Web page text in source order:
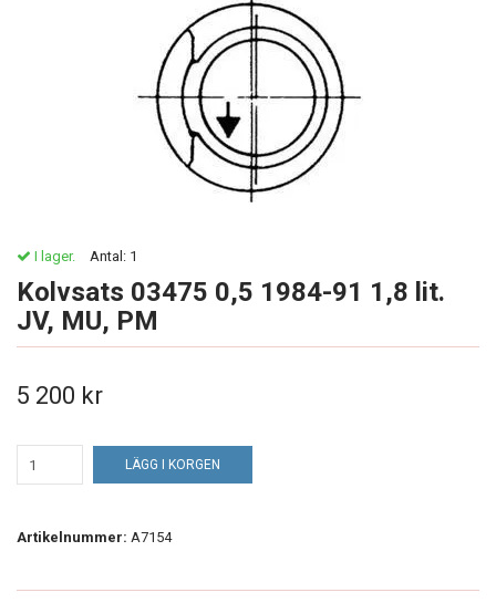
I lager. Antal: 1
Kolvsats 03475 0,5 1984-91 1,8 lit.
JV, MU, PM
5 200 kr
LÄGG I KORGEN
Artikelnummer: A7154